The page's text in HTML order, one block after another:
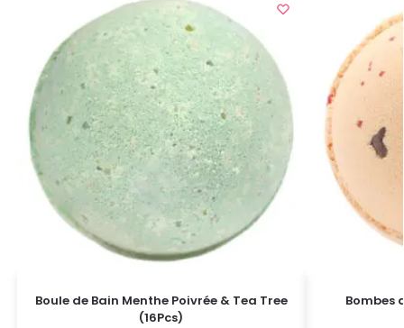
Boule de Bain Menthe Poivrée & Tea Tree
(16Pcs)
Bombes